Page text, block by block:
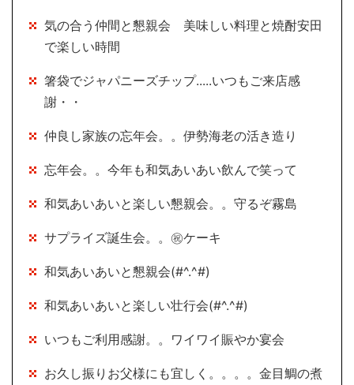
気の合う仲間と懇親会 美味しい料理と焼酎安田
で楽しい時間
箸袋でジャパニーズチップ.....いつもご来店感
謝・・
仲良し家族の忘年会。。伊勢海老の活き造り
忘年会。。今年も和気あいあい飲んで笑って
和気あいあいと楽しい懇親会。。守るぞ霧島
サプライズ誕生会。。㊗ケーキ
和気あいあいと懇親会(#^.^#)
和気あいあいと楽しい壮行会(#^.^#)
いつもご利用感謝。。ワイワイ賑やか宴会
お久し振りお父様にも宜しく。。。。金目鯛の煮